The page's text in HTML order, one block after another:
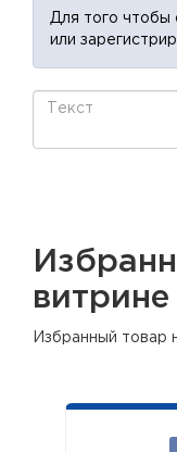
Для того чтобы
или
витрине
Избранный товар